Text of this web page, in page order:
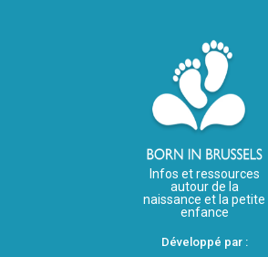
Infos et ressources
autour de la
naissance et la petite
enfance
Développé par :